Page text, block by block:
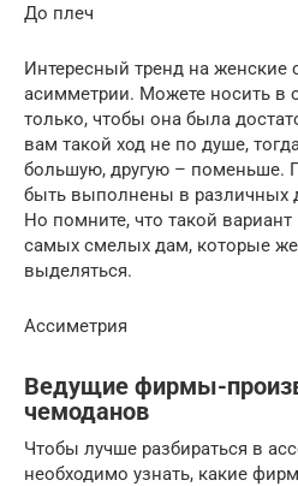
До плеч
Интересный тренд на женские
асимметрии. Можете носить в
только, чтобы она была
вам такой ход не по душе,
большую, другую – поменьше.
быть выполнены в различных
Но помните, что такой
самых смелых дам, которые
выделяться.
Ассиметрия
Ведущие фирмы-
чемоданов
Чтобы лучше разбираться в
необходимо узнать, какие